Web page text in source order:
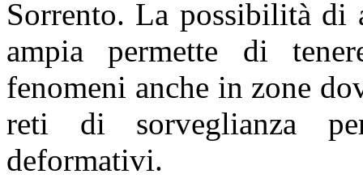
Sorrento. La possibilità di
ampia permette di
fenomeni anche in zone
reti di sorveglianza
deformativi.